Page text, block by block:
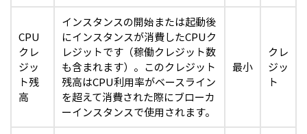
CPU
クレ
ジッ
ト残
高
インスタンスの開始または起動後
にインスタンスが消費したCPUク
レジットです（稼働クレジット数
も含まれます）。このクレジット
残高はCPU利用率がベースライン
を超えて消費された際にブローカ
ーインスタンスで使用されます。
最小
クレ
ジッ
ト